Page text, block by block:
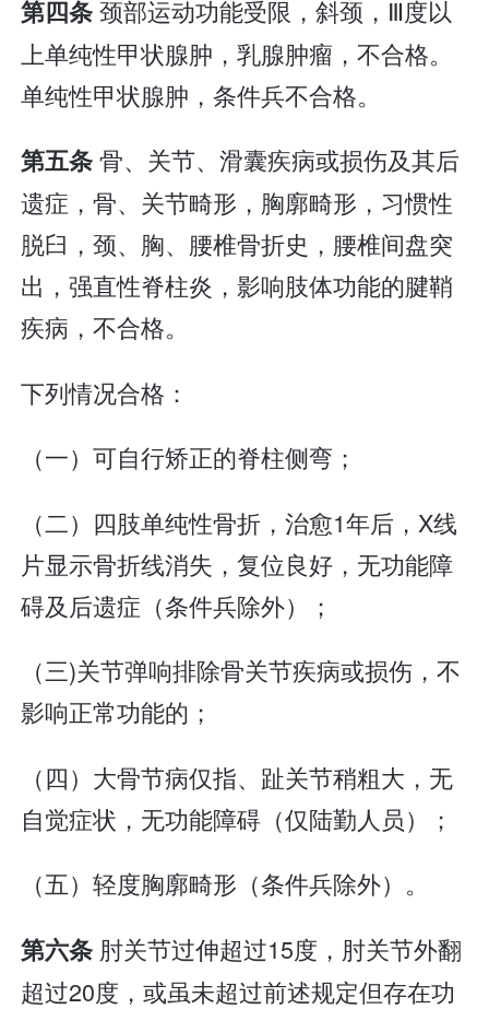
第四条颈部运动功能受限，斜颈，Ⅲ度以
上单纯性甲状腺肿，乳腺肿瘤，不合格。
单纯性甲状腺肿，条件兵不合格。
第五条骨、关节、滑囊疾病或损伤及其后
遗症，骨、关节畸形，胸廓畸形，习惯性
脱臼，颈、胸、腰椎骨折史，腰椎间盘突
出，强直性脊柱炎，影响肢体功能的腱鞘
疾病，不合格。
下列情况合格：
（一）可自行矫正的脊柱侧弯；
（二）四肢单纯性骨折，治愈1年后，X线
片显示骨折线消失，复位良好，无功能障
碍及后遗症（条件兵除外）；
（三)关节弹响排除骨关节疾病或损伤，不
影响正常功能的；
（四）大骨节病仅指、趾关节稍粗大，无
自觉症状，无功能障碍（仅陆勤人员）；
（五）轻度胸廓畸形（条件兵除外）。
第六条 肘关节过伸超过15度，肘关节外翻
超过20度，或虽未超过前述规定但存在功